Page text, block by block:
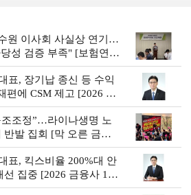
원 이사회 사실상 연기…
성 검증 부족" [보험연수
표, 장기납 종신 등 수익
편에 CSM 제고 [2026 금
조정”…라이나생명 노
반발 집회 [막 오른 금융
표, 킥스비율 200%대 안
집중 [2026 금융사 1분